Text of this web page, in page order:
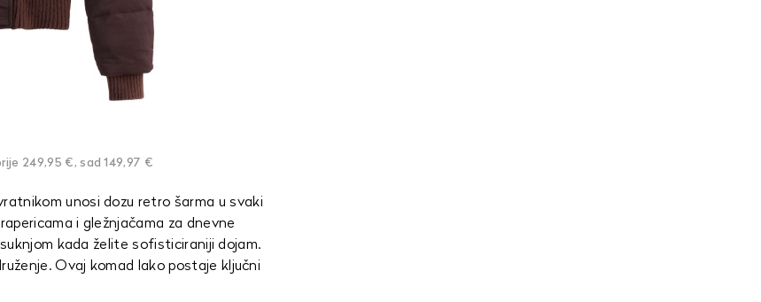
249,95 €, sad 149,97 €
unosi dozu retro šarma u svaki
i gležnjačama za dnevne
kada želite sofisticiraniji dojam.
Ovaj komad lako postaje ključni